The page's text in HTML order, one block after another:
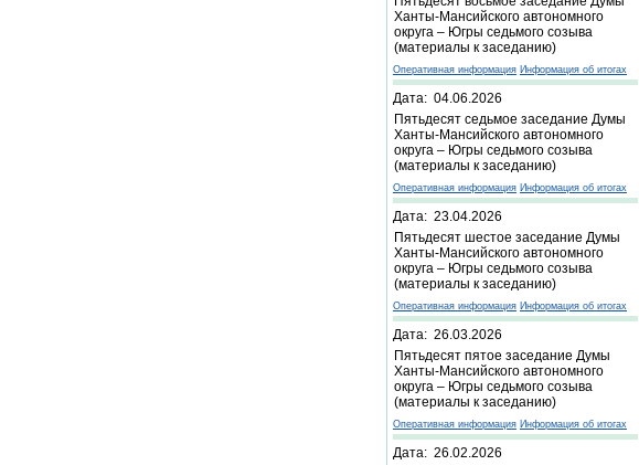
Ханты-Мансийского автономного
округа – Югры седьмого созыва
(материалы к заседанию)
Оперативная информация Информация об итогах
Дата: 04.06.2026
Пятьдесят седьмое заседание Думы
Ханты-Мансийского автономного
округа – Югры седьмого созыва
(материалы к заседанию)
Оперативная информация Информация об итогах
Дата: 23.04.2026
Пятьдесят шестое заседание Думы
Ханты-Мансийского автономного
округа – Югры седьмого созыва
(материалы к заседанию)
Оперативная информация Информация об итогах
Дата: 26.03.2026
Пятьдесят пятое заседание Думы
Ханты-Мансийского автономного
округа – Югры седьмого созыва
(материалы к заседанию)
Оперативная информация Информация об итогах
Дата: 26.02.2026